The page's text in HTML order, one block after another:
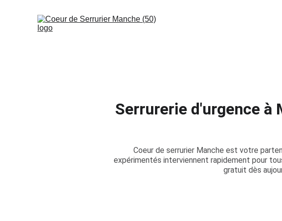
Serrurerie d'urgence à
Coeur de serrurier Manche est votre
expérimentés interviennent rapidement pour
gratuit dès